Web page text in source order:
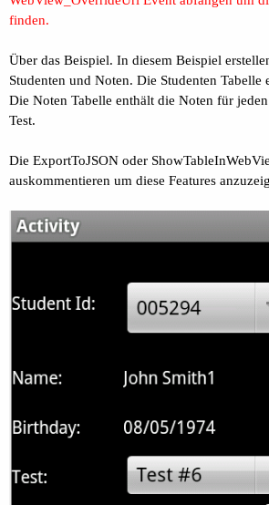
finden.
Über das Beispiel. In diesem Beispiel
Studenten und Noten. Die Studenten Tabelle
Die Noten Tabelle enthält die Noten für
Test.
Die ExportToJSON oder
auskommentieren um diese Features